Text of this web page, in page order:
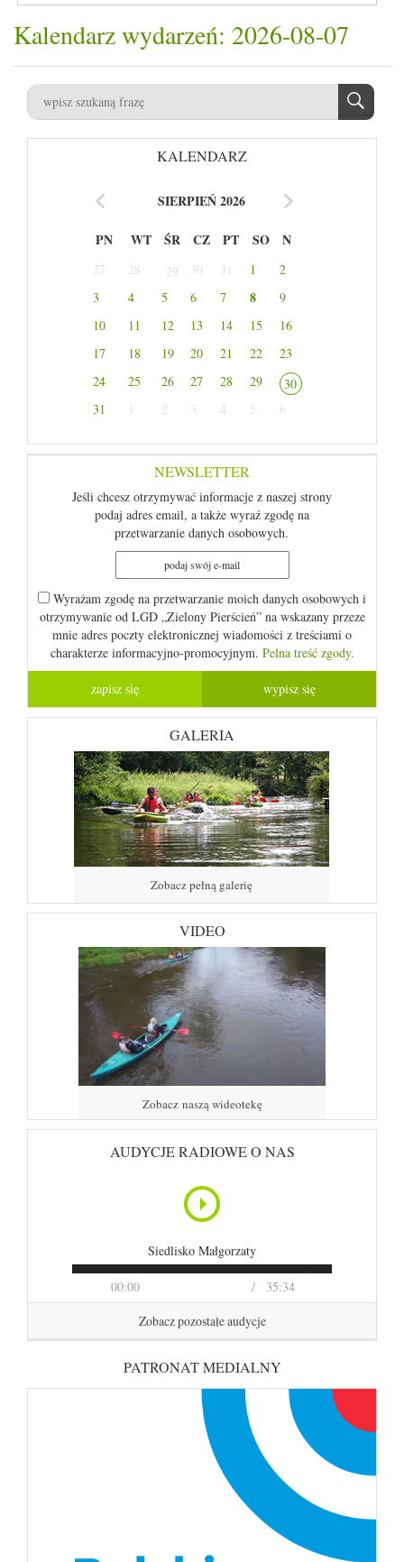
Kalendarz wydarzeń: 2026-08-07
KALENDARZ
SIERPIEŃ 2026
PN WT ŚR CZ PT SO N
27 28 29 30 31 1
2
3
4 5 6 7 8
9
10
11 12 13 14 15
16
17
18 19 20 21 22
23
24
25 26 27 28 29
30
31
1 2 3 4 5 6
NEWSLETTER
Jeśli chcesz otrzymywać informacje z naszej strony
podaj adres email, a także wyraź zgodę na
przetwarzanie danych osobowych.
Wyrażam zgodę na przetwarzanie moich danych osobowych i
otrzymywanie od LGD „Zielony Pierścień” na wskazany przeze
mnie adres poczty elektronicznej wiadomości z treściami o
charakterze informacyjno-promocyjnym. Pelna treść zgody.
GALERIA
Zobacz pełną galerię
VIDEO
Zobacz naszą wideotekę
AUDYCJE RADIOWE O NAS
00:00 35:34
Siedlisko Małgorzaty
Zobacz pozostałe audycje
PATRONAT MEDIALNY